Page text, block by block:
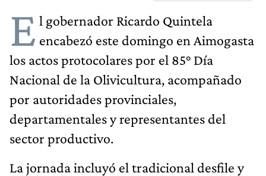
E l gobernador Ricardo Quintela
encabezó este domingo en Aimogasta
los actos protocolares por el 85° Día
Nacional de la Olivicultura, acompañado
por autoridades provinciales,
departamentales y representantes del
sector productivo.
La jornada incluyó el tradicional desfile y